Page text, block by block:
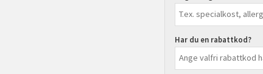
Har du en rabattkod?